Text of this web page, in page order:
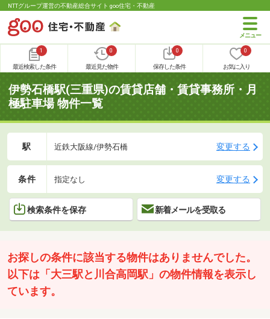
NTTグループ運営の不動産総合サイト goo住宅・不動産
1
最近検索した条件
0
最近見た物件
0
保存した条件
0
お気に入り
伊勢石橋駅(三重県)の賃貸店舗・賃貸事務所・月
極駐車場 物件一覧
駅 近鉄大阪線/伊勢石橋 変更する
条件 指定なし 変更する
検索条件を保存 新着メールを受取る
お探しの条件に該当する物件はありませんでした。
以下は「大三駅と川合高岡駅」の物件情報を表示し
ています。